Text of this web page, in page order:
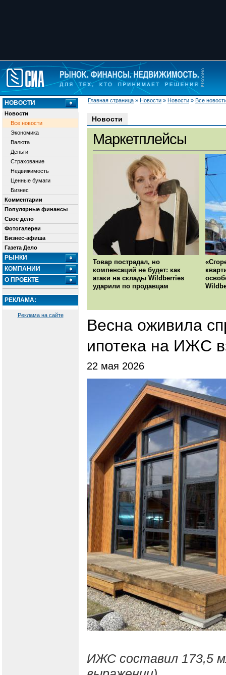
Главная страница » Новости » Новости » Все
НОВОСТИ
Новости
Все новости
Экономика
Валюта
Деньги
Страхование
Недвижимость
Ценные бумаги
Бизнес
Комментарии
Популярные финансы
Свое дело
Фотогалереи
Бизнес-афиша
Газета Дело
РЫНКИ
КОМПАНИИ
О ПРОЕКТЕ
РЕКЛАМА:
Реклама на сайте
Новости
Маркетплейсы
Товар пострадал, но
компенсаций не будет: как
атаки на склады Wildberries
ударили по продавцам
Весна оживила
ипотека на ИЖС
22 мая 2026
ИЖС составил 173,5